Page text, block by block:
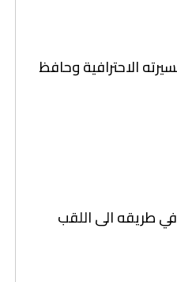
الاحترافية وحافظ
في طريقه الى اللقب